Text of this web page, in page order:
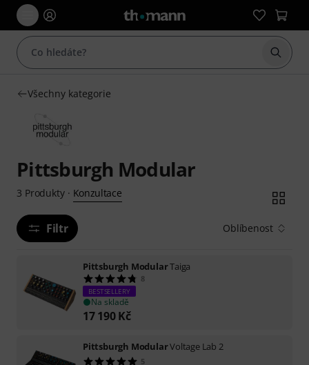
Začít
Všechny kategorie
Pittsburgh Modular
3 Produkty· Konzultace
Filtr Oblíbenost
Pittsburgh ModularTaiga
8
BESTSELLERY
Na skladě
17 190 Kč
Pittsburgh ModularVoltage Lab 2
5